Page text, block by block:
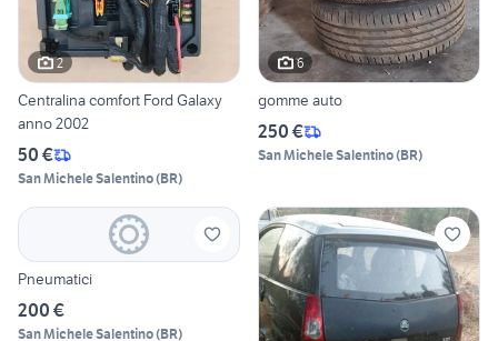
2
Centralina comfort Ford Galaxy
anno 2002
50 €
San Michele Salentino(BR)
6
gomme auto
250 €
San Michele Salentino(BR)
Pneumatici
200 €
San Michele Salentino(BR)